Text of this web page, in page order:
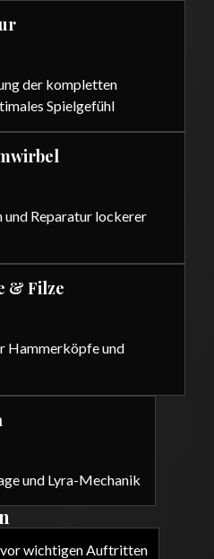
der kompletten
Spielgefühl
und Reparatur lockerer
& Filze
Hammerköpfe und
und Lyra-Mechanik
wichtigen Auftritten